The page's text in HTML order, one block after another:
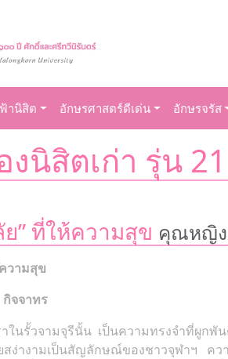
านิสิต อักษรศาสตร์ดีเด่น อักษรจรัส
งนิสิตเก่า รุ่น 21
” ที่ให้ความสุข คุณหญิง
วามสุข
จจาทร
ในรั้วจามจุรีนั้น เป็นความทรงจำที่ผูก
สง่างามเป็นสัญลักษณ์ของชาวจุฬาฯ ค